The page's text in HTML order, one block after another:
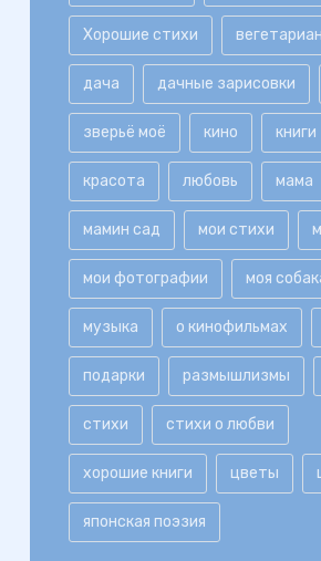
Хорошие стихи
дача дачные зарисовки
зверьё моё кино книги
красота любовь мама
мамин сад мои стихи
мои фотографии моя
музыка о кинофильмах
подарки размышлизмы
стихи стихи о любви
хорошие книги цветы
японская поэзия